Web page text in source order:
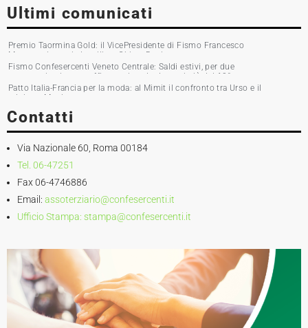
Ultimi comunicati
Premio Taormina Gold: il VicePresidente di Fismo Francesco
Musumeci premia la stilista Chiara Boni
Fismo Confesercenti Veneto Centrale: Saldi estivi, per due
commercianti su tre affluenza in calo. Incassi giù del 10%
Patto Italia-Francia per la moda: al Mimit il confronto tra Urso e il
ministro Martin
Contatti
Via Nazionale 60, Roma 00184
Tel. 06-47251
Fax 06-4746886
Email: assoterziario@confesercenti.it
Ufficio Stampa: stampa@confesercenti.it